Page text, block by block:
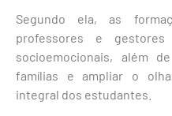
Segundo ela, as
professores e
socioemocionais, além
famílias e ampliar o
integral dos estudantes.